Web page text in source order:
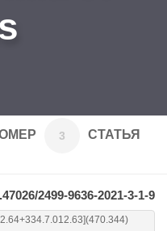
3 СТАТЬЯ
2499-9636-2021-3-1-9